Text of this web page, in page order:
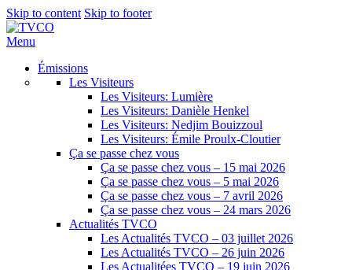
Skip to content Skip to footer
Menu
Émissions
Les Visiteurs
Les Visiteurs: Lumière
Les Visiteurs: Danièle Henkel
Les Visiteurs: Nedjim Bouizzoul
Les Visiteurs: Émile Proulx-Cloutier
Ça se passe chez vous
Ça se passe chez vous – 15 mai 2026
Ça se passe chez vous – 5 mai 2026
Ça se passe chez vous – 7 avril 2026
Ça se passe chez vous – 24 mars 2026
Actualités TVCO
Les Actualités TVCO – 03 juillet 2026
Les Actualités TVCO – 26 juin 2026
Les Actualitées TVCO – 19 juin 2026